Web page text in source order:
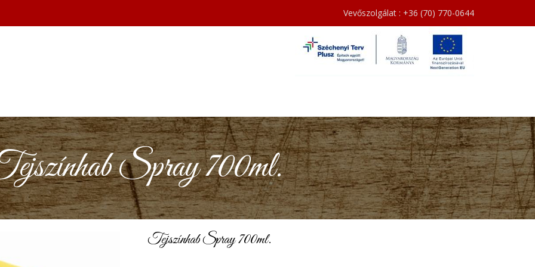
Vevőszolgálat : +36 (70) 770-0644
Spray 700ml.
Tejszínhab Spray 700ml.